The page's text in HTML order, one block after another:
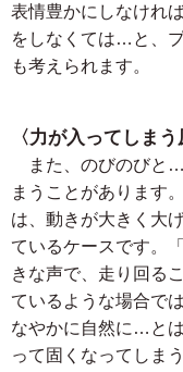
表情豊かにしなけれ
をしなくては…と、
も考えられます。
〈力が入ってしまう
また、のびのびと…
まうことがあります
は、動きが大きく大
ているケースです。
きな声で、走り回る
ているような場合で
なやかに自然に…と
って固くなってしま